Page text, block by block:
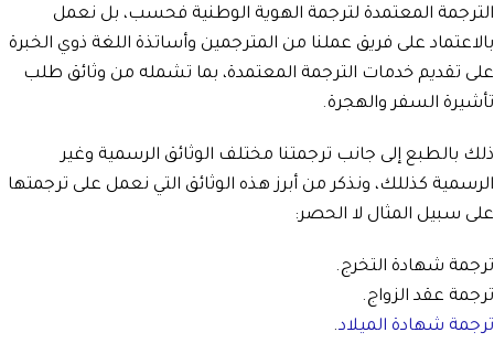
الترجمة المعتمدة لترجمة الهوية الوطنية فحسب، بل نعمل
بالاعتماد على فريق عملنا من المترجمين وأساتذة اللغة ذوي الخبرة
على تقديم خدمات الترجمة المعتمدة، بما تشمله من وثائق طلب
تأشيرة السفر والهجرة.
ذلك بالطبع إلى جانب ترجمتنا مختلف الوثائق الرسمية وغير
الرسمية كذللك، ونذكر من أبرز هذه الوثائق التي نعمل على ترجمتها
على سبيل المثال لا الحصر:
ترجمة شهادة التخرج.
ترجمة عقد الزواج.
ترجمة شهادة الميلاد.